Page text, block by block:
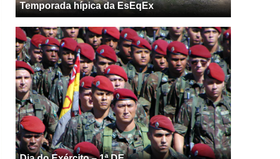
Temporada hípica da EsEqEx